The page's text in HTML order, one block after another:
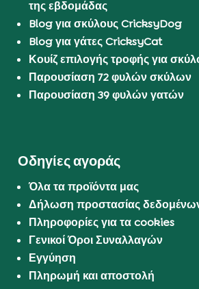
της εβδομάδας
Blog για σκύλους CricksyDog
Blog για γάτες CricksyCat
Κουίζ επιλογής τροφής για
Παρουσίαση 72 φυλών σκύλων
Παρουσίαση 39 φυλών γατών
Οδηγίες αγοράς
Όλα τα προϊόντα μας
Δήλωση προστασίας
Πληροφορίες για τα cookies
Γενικοί Όροι Συναλλαγών
Εγγύηση
Πληρωμή και αποστολή